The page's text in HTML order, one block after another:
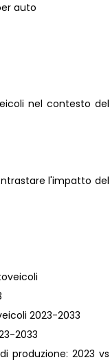
auto
nel contesto del
l'impatto del
2023-2033
2033
produzione: 2023 vs